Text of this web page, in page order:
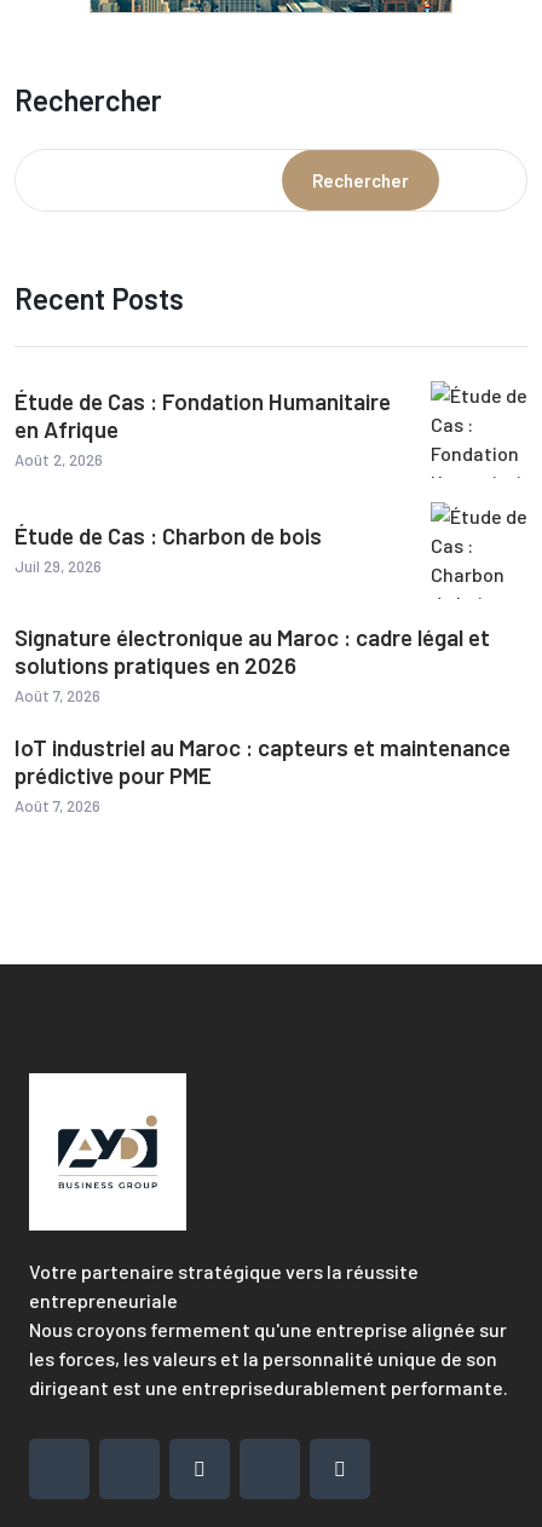
Rechercher
Rechercher
Recent Posts
Étude de Cas : Fondation Humanitaire
en Afrique
Août 2, 2026
Étude de Cas : Charbon de bois
Juil 29, 2026
Signature électronique au Maroc : cadre légal et
solutions pratiques en 2026
Août 7, 2026
IoT industriel au Maroc : capteurs et maintenance
prédictive pour PME
Août 7, 2026
Votre partenaire stratégique vers la réussite
entrepreneuriale
Nous croyons fermement qu'une entreprise alignée sur
les forces, les valeurs et la personnalité unique de son
dirigeant est une entreprisedurablement performante.